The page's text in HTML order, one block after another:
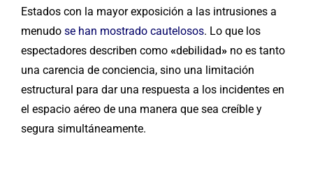
Estados con la mayor exposición a las intrusiones a
menudo se han mostrado cautelosos. Lo que los
espectadores describen como «debilidad» no es tanto
una carencia de conciencia, sino una limitación
estructural para dar una respuesta a los incidentes en
el espacio aéreo de una manera que sea creíble y
segura simultáneamente.